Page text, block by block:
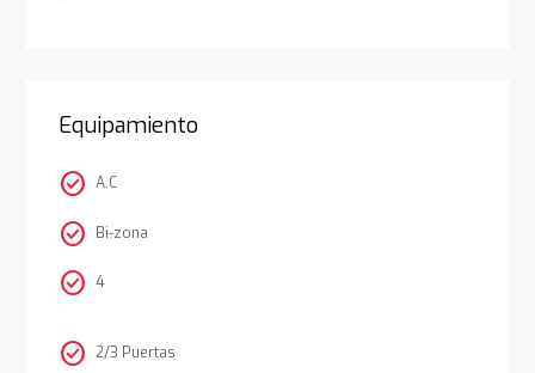
Equipamiento
check_circle A.C
check_circle Bi-zona
check_circle 4
check_circle 2/3 Puertas